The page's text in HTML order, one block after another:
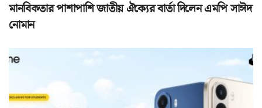
মানবিকতার পাশাপাশি জাতীয় ঐক্যের বার্তা দিলেন এমপি সাঈদ
নোমান